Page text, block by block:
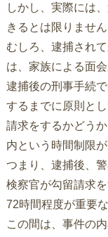
しかし、実際には
きるとは限りません
むしろ、逮捕され
は、家族による面
逮捕後の刑事手続
するまでに原則と
請求をするかどう
内という時間制限が
つまり、逮捕後、
検察官が勾留請求
72時間程度が重要
この間は、事件の